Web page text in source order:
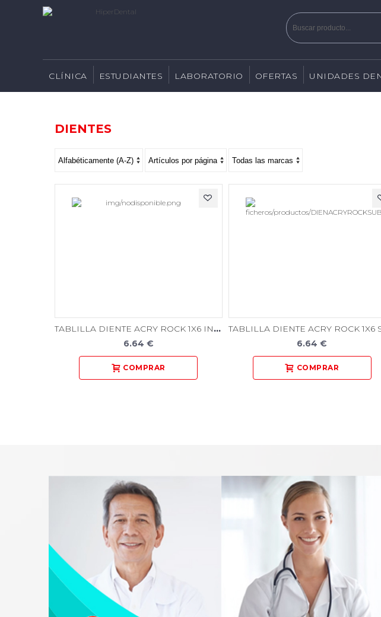
CLÍNICA ESTUDIANTES LABORATORIO OFERTAS UNIDADES
DIENTES
TABLILLA DIENTE ACRY ROCK 1X6 INFERIOR
6.64 € 6.64 €